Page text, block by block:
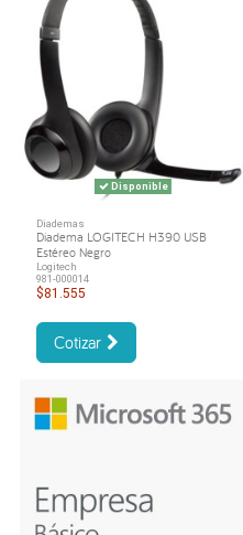
Disponible
Diademas
Diadema LOGITECH H390 USB
Estéreo Negro
Logitech
981-000014
$81.555
Cotizar